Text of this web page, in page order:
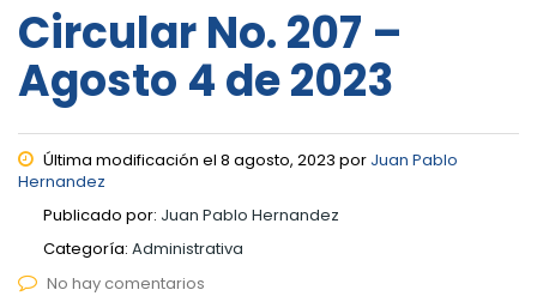
Circular No. 207 –
Agosto 4 de 2023
Última modificación el 8 agosto, 2023 por Juan Pablo
Hernandez
Publicado por: Juan Pablo Hernandez
Categoría: Administrativa
No hay comentarios